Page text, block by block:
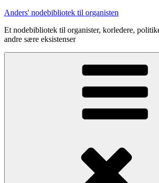
Videre
indhold
Anders' nodebibliotek til organisten
Et nodebibliotek til organister, korledere,
andre sære eksistenser